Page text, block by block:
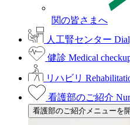
関の皆さまへ
人工腎センター
健診 Medical
リハビリ
看護部のご紹介
看護部のご紹介メニューを